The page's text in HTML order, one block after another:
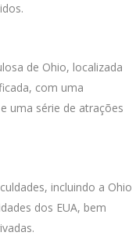
de Ohio, localizada
com uma
uma série de atrações
incluindo a Ohio
dos EUA, bem